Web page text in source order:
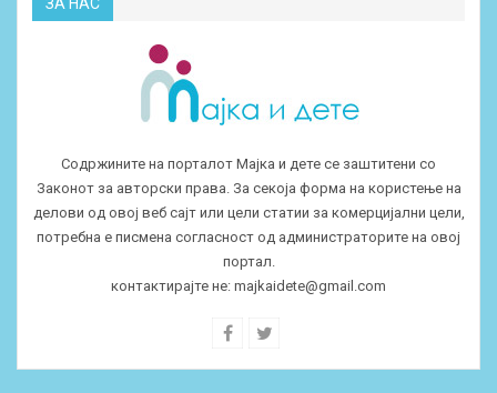
ЗА НАС
Содржините на порталот Мајка и дете се заштитени со
Законот за авторски права. За секоја форма на користење на
делови од овој веб сајт или цели статии за комерцијални цели,
потребна е писмена согласност од администраторите на овој
портал.
контактирајте не: majkaidete@gmail.com